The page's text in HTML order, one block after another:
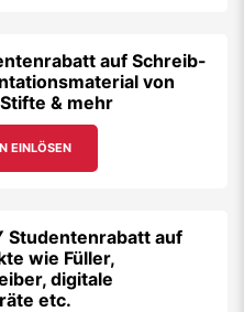
auf Schreib-
von
& mehr
EINLÖSEN
Studentenrabatt auf
wie Füller,
digitale
etc.